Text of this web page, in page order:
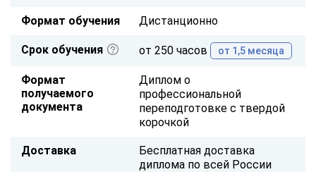
Формат обучения Дистанционно
Срок обучения от 250 часов от 1,5 месяца
Формат
получаемого
документа
Диплом о
профессиональной
переподготовке с твердой
корочкой
Доставка
Бесплатная доставка
диплома по всей России